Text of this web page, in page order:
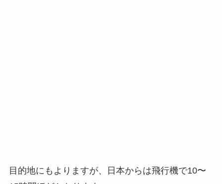
目的地にもよりますが、日本からは飛行機で10〜